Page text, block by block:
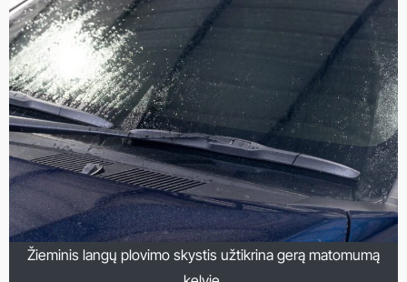
Žieminis langų plovimo skystis užtikrina gerą matomumą